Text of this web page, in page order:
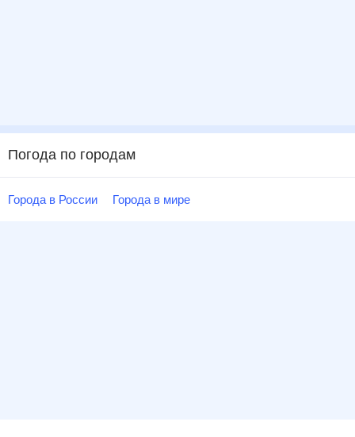
Погода по городам
Города в России Города в мире